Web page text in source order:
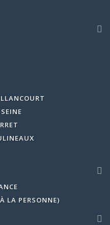
LA PERSONNE)